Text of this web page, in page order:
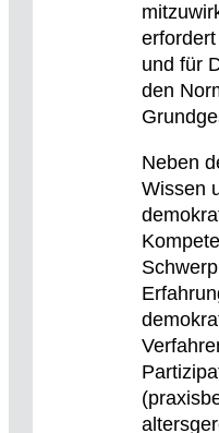
und für
den
Neben
Wissen